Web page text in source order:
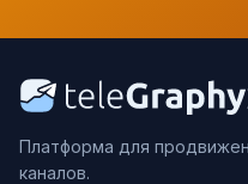
Платформа для
каналов.